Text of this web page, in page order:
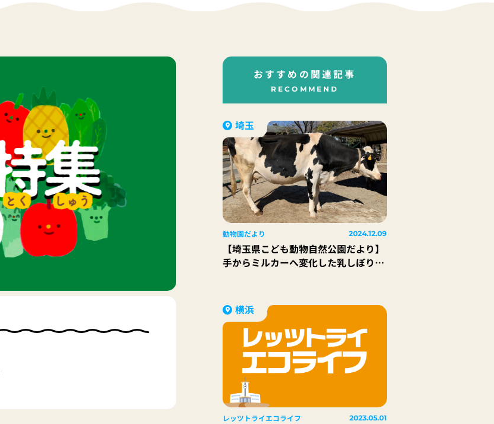
おすすめの関連記事
RECOMMEND
埼玉
動物園だより 2024.12.09
【埼玉県こども動物自然公園だより】
手からミルカーへ変化した乳しぼり
横浜
レッツトライエコライフ 2023.05.01